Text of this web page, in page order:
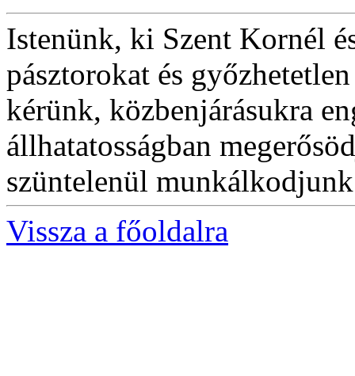
Istenünk, ki Szent Kornél
pásztorokat és
kérünk, közbenjárásukra
állhatatosságban
szüntelenül
Vissza a főoldalra